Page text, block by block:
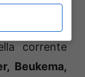
a quello
oltre al
corrente
Beukema,